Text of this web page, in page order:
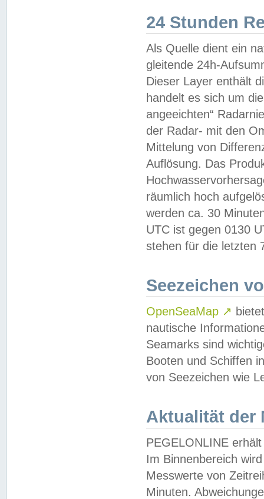
24 Stunden
Als Quelle dient ein
gleitende 24h-
Dieser Layer enthält
handelt es sich um
angeeichten“
der Radar- mit den
Mittelung von
Auflösung. Das
räumlich hoch
werden ca. 30
UTC ist gegen 0130
stehen für die letzten
Seezeichen
OpenSeaMap ↗
nautische
Seamarks sind
Booten und Schiffen
von Seezeichen wie
Aktualität der
PEGELONLINE
Im Binnenbereich
Messwerte von
Minuten.